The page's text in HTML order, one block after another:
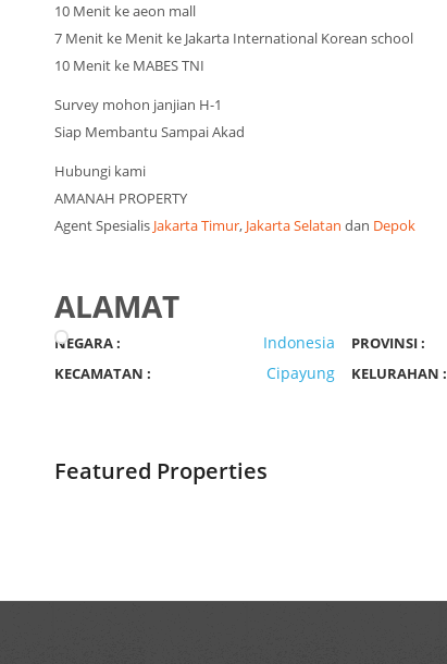
10 Menit ke aeon mall
7 Menit ke Menit ke Jakarta International Korean school
10 Menit ke MABES TNI
Survey mohon janjian H-1
Siap Membantu Sampai Akad
Hubungi kami
AMANAH PROPERTY
Agent Spesialis Jakarta Timur, Jakarta Selatan dan Depok
ALAMAT
NEGARA : Indonesia PROVINSI :
KECAMATAN : Cipayung KELURAHAN :
Featured Properties